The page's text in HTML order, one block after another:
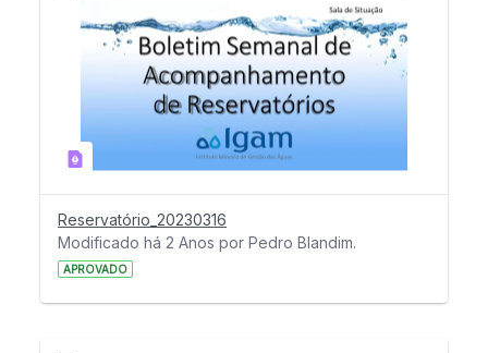
Reservatório_20230316
Modificado há 2 Anos por Pedro Blandim.
APROVADO